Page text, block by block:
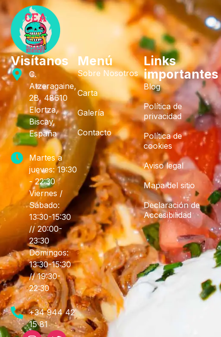
Visítanos
C.
Atzeragaine,
2B, 48610
Elortza,
Biscay,
España
Martes a
jueves: 19:30
- 22:30
Viernes /
Sábado:
13:30-15:30
// 20:00-
23:30
Domingos:
13:30-15:30
// 19:30-
22:30
+34 944 42
15 81
Menú
Sobre Nosotros
Carta
Galería
Contacto
Links
importantes
Blog
Política de
privacidad
Política de
cookies
Aviso legal
Mapa del sitio
Declaración de
Accesibilidad